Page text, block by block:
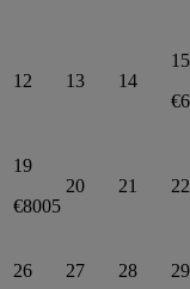
12 13 14
15
19
€8005
20 21 22
26
27
28
29